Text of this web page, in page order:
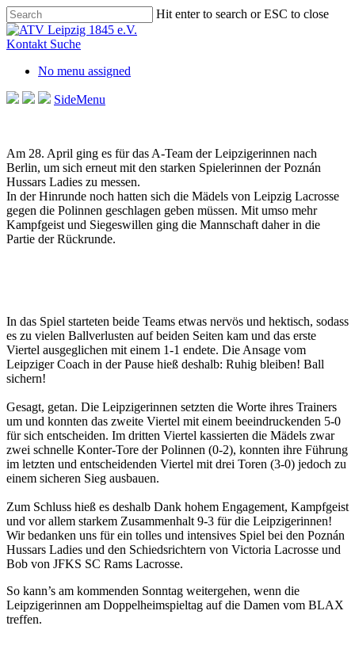
Skip
to
main
Hit enter to search or ESC to close
Close
Search
Kontakt Suche
No menu assigned
SideMenu
Am 28. April ging es für das A-Team der Leipzigerinnen nach
Berlin, um sich erneut mit den starken Spielerinnen der Poznán
Hussars Ladies zu messen.
In der Hinrunde noch hatten sich die Mädels von Leipzig Lacrosse
gegen die Polinnen geschlagen geben müssen. Mit umso mehr
Kampfgeist und Siegeswillen ging die Mannschaft daher in die
Partie der Rückrunde.
In das Spiel starteten beide Teams etwas nervös und hektisch, sodass
es zu vielen Ballverlusten auf beiden Seiten kam und das erste
Viertel ausgeglichen mit einem 1-1 endete. Die Ansage vom
Leipziger Coach in der Pause hieß deshalb: Ruhig bleiben! Ball
sichern!
Gesagt, getan. Die Leipzigerinnen setzten die Worte ihres Trainers
um und konnten das zweite Viertel mit einem beeindruckenden 5-0
für sich entscheiden. Im dritten Viertel kassierten die Mädels zwar
zwei schnelle Konter-Tore der Polinnen (0-2), konnten ihre Führung
im letzten und entscheidenden Viertel mit drei Toren (3-0) jedoch zu
einem sicheren Sieg ausbauen.
Zum Schluss hieß es deshalb Dank hohem Engagement, Kampfgeist
und vor allem starkem Zusammenhalt 9-3 für die Leipzigerinnen!
Wir bedanken uns für ein tolles und intensives Spiel bei den Poznán
Hussars Ladies und den Schiedsrichtern von Victoria Lacrosse und
Bob von JFKS SC Rams Lacrosse.
So kann’s am kommenden Sonntag weitergehen, wenn die
Leipzigerinnen am Doppelheimspieltag auf die Damen vom BLAX
treffen.